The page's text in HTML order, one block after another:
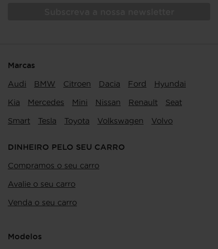
Marcas
Audi BMW Citroen Dacia Ford Hyundai
Kia Mercedes Mini Nissan Renault Seat
Smart Tesla Toyota Volkswagen Volvo
DINHEIRO PELO SEU CARRO
Compramos o seu carro
Avalie o seu carro
Venda o seu carro
Modelos